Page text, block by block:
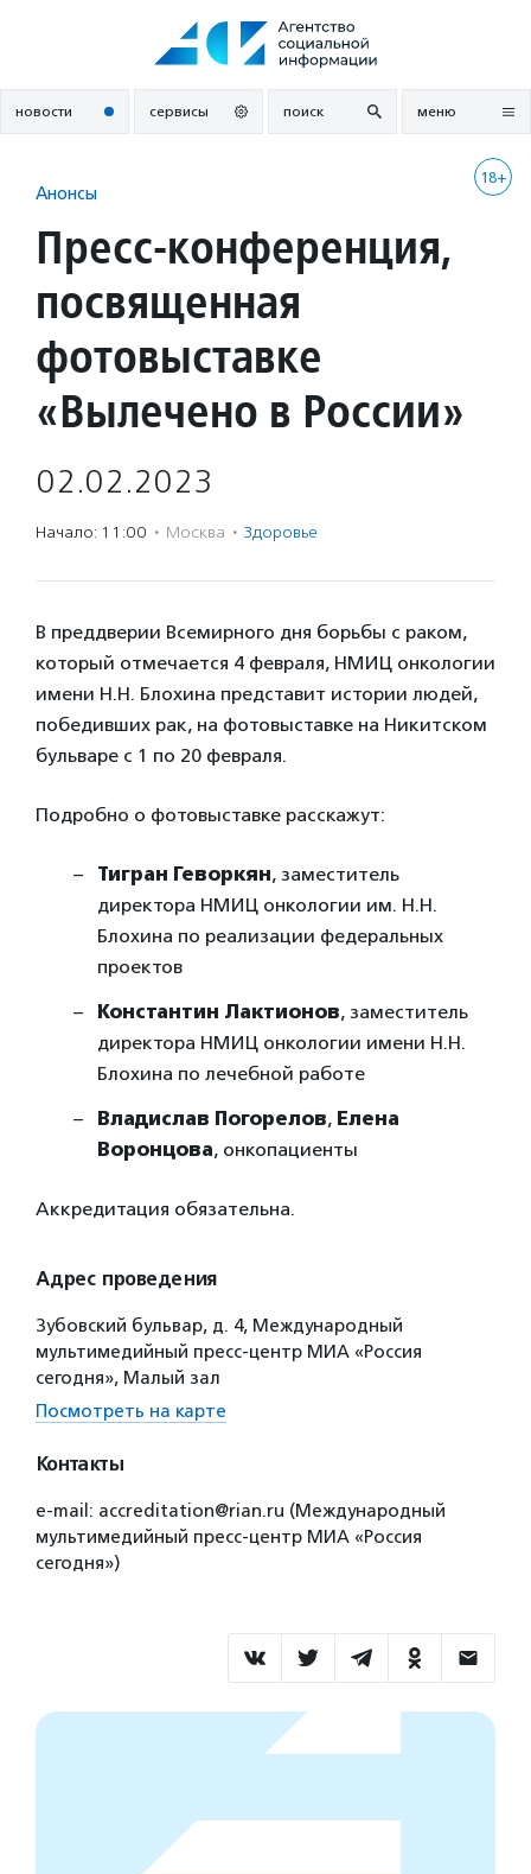
новости сервисы поиск меню
18+
Анонсы
Пресс-конференция,
посвященная
фотовыставке
«Вылечено в России»
02.02.2023
Начало: 11:00 · Москва · Здоровье
В преддверии Всемирного дня борьбы с раком,
который отмечается 4 февраля, НМИЦ онкологии
имени Н.Н. Блохина представит истории людей,
победивших рак, на фотовыставке на Никитском
бульваре с 1 по 20 февраля.
Подробно о фотовыставке расскажут:
Тигран Геворкян, заместитель
директора НМИЦ онкологии им. Н.Н.
Блохина по реализации федеральных
проектов
Константин Лактионов, заместитель
директора НМИЦ онкологии имени Н.Н.
Блохина по лечебной работе
Владислав Погорелов, Елена
Воронцова, онкопациенты
Аккредитация обязательна.
Адрес проведения
Зубовский бульвар, д. 4, Международный
мультимедийный пресс-центр МИА «Россия
сегодня», Малый зал
Посмотреть на карте
Контакты
e-mail: accreditation@rian.ru (Международный
мультимедийный пресс-центр МИА «Россия
сегодня»)